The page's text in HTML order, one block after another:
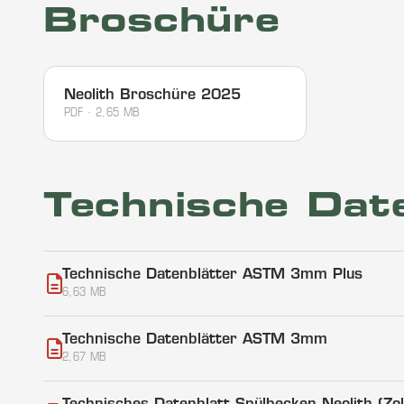
Broschüre
Neolith Broschüre 2025
PDF · 2,65 MB
Technische
Technische Datenblätter ASTM 3mm Plus
6,63 MB
Technische Datenblätter ASTM 3mm
2,67 MB